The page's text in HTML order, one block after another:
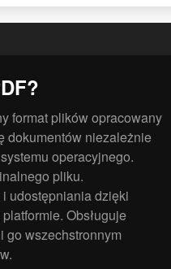
format plików opracowany
dokumentów niezależnie
operacyjnego.
pliku.
udostępniania dzięki
Obsługuje
go wszechstronnym